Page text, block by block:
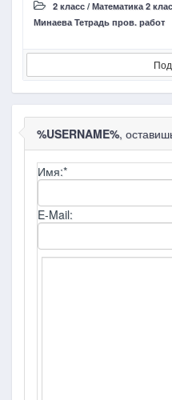
2 класс / Математика 2
Минаева Тетрадь пров. работ
%USERNAME%,
Имя:*
E-Mail: